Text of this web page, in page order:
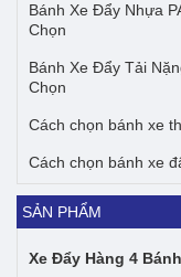
Bánh Xe Đẩy Nhựa
Chọn
Bánh Xe Đẩy Tải
Chọn
Cách chọn bánh xe
Cách chọn bánh xe
SẢN PHẨM
Xe Đẩy Hàng 4